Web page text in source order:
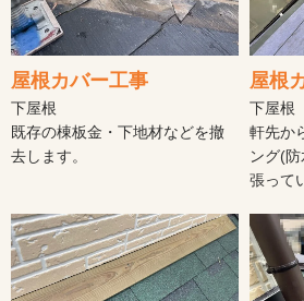
屋根カバー工事
下屋根
既存の棟板金・下地材などを撤
去します。
屋根
下屋根
軒先か
ング(
張って